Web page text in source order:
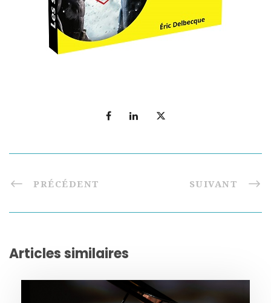
PRÉCÉDENT SUIVANT
Articles similaires